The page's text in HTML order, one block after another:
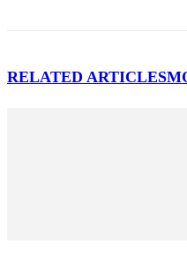
RELATED ARTICLES